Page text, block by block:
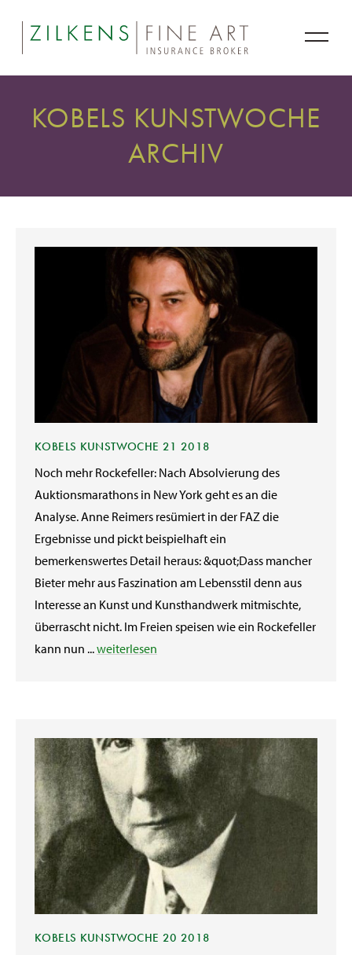
KOBELS KUNSTWOCHE
ARCHIV
KOBELS KUNSTWOCHE 21 2018
Noch mehr Rockefeller: Nach Absolvierung des
Auktionsmarathons in New York geht es an die
Analyse. Anne Reimers resümiert in der FAZ die
Ergebnisse und pickt beispielhaft ein
bemerkenswertes Detail heraus: &quot;Dass mancher
Bieter mehr aus Faszination am Lebensstil denn aus
Interesse an Kunst und Kunsthandwerk mitmischte,
überrascht nicht. Im Freien speisen wie ein Rockefeller
kann nun ...weiterlesen
KOBELS KUNSTWOCHE 20 2018